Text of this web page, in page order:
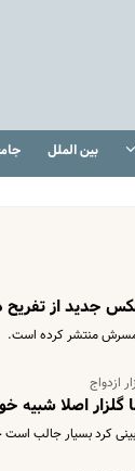
بین الملل
جدید از
منتشر کرده است.
ازدواج
گلزار اصلا
کرد بسیار جالب است